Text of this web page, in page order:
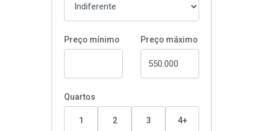
Preço mínimo Preço máximo
Quartos
1 2 3 4+